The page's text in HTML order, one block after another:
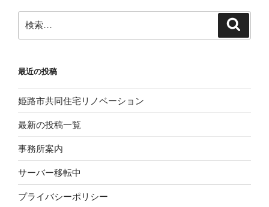
索:
最近の投稿
姫路市共同住宅リノベーション
最新の投稿一覧
事務所案内
サーバー移転中
プライバシーポリシー